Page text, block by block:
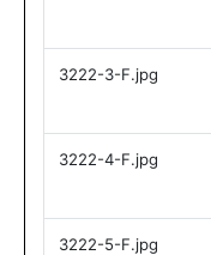
3222-3-F.jpg
3222-4-F.jpg
3222-5-F.jpg